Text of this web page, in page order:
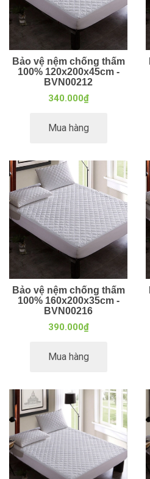
Bảo vệ nệm chống thấm
100% 120x200x45cm -
BVN00212
340.000₫
Mua hàng
Bảo vệ nệm chống thấm
100% 160x200x35cm -
BVN00216
390.000₫
Mua hàng